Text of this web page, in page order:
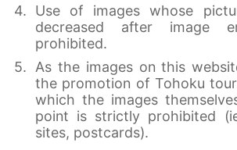
Use of images whose
decreased after image
prohibited.
As the images on this
the promotion of Tohoku
which the images
point is strictly prohibited
sites, postcards).